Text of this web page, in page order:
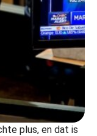
plus, en dat is